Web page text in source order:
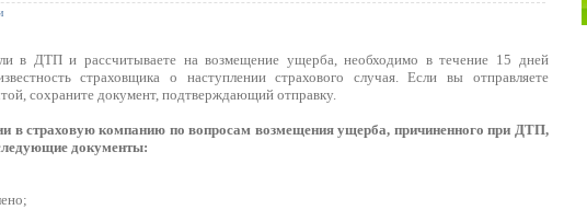
в ДТП и рассчитываете на возмещение ущерба, необходимо в течение 15 дней
страховщика о наступлении страхового случая. Если вы отправляете
сохраните документ, подтверждающий отправку.
в страховую компанию по вопросам возмещения ущерба, причиненного при ДТП,
документы: